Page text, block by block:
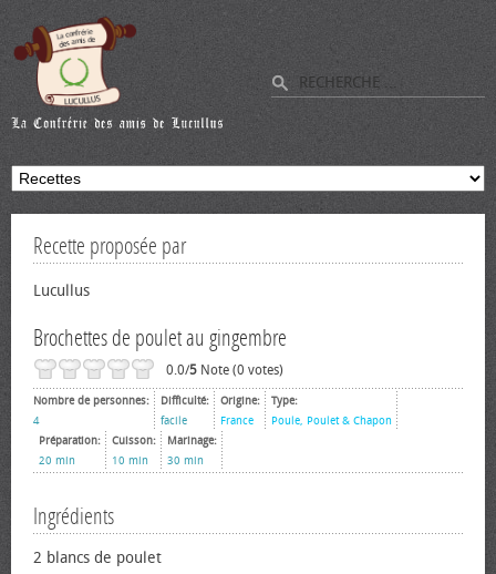
Recette proposée par
Lucullus
Brochettes de poulet au gingembre
0.0/5 Note (0 votes)
Nombre de personnes:
4
Difficulté:
facile
Origine:
France
Type:
Poule, Poulet & Chapon
Préparation:
20 min
Cuisson:
10 min
Marinage:
30 min
Ingrédients
2 blancs de poulet